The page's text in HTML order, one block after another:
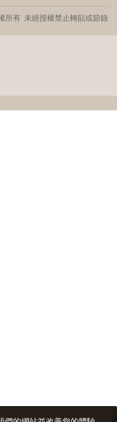
所有 未經授權禁止轉貼或節錄